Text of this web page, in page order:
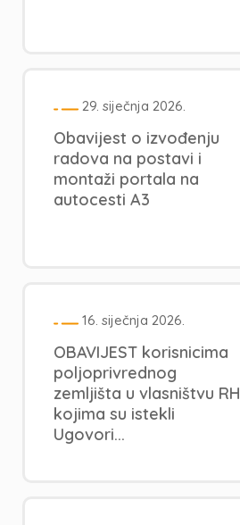
29. siječnja 2026.
Obavijest o izvođenju
radova na postavi i
montaži portala na
autocesti A3
16. siječnja 2026.
OBAVIJEST korisnicima
poljoprivrednog
zemljišta u vlasništvu RH
kojima su istekli
Ugovori...